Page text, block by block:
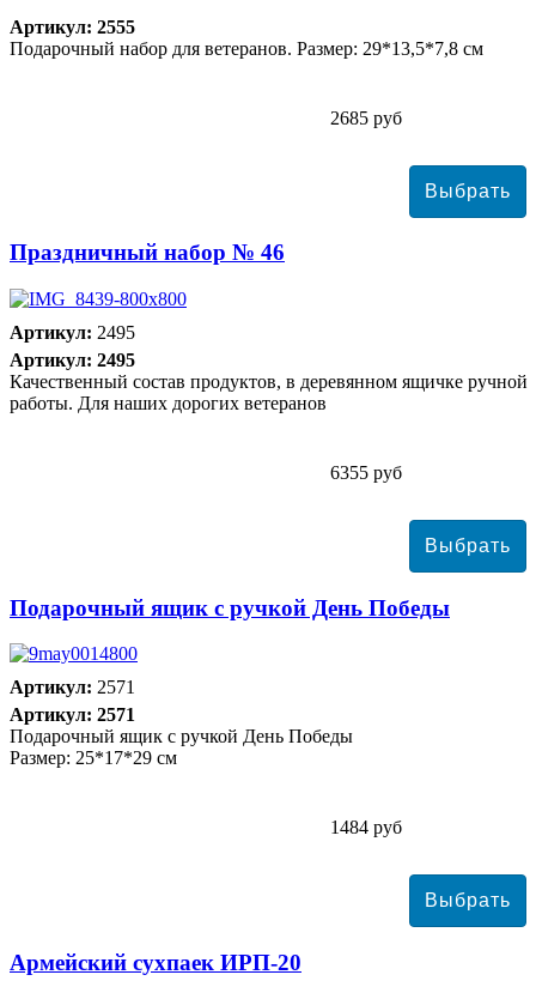
Артикул: 2555
Подарочный набор для ветеранов. Размер: 29*13,5*7,8 см
2685 руб
Праздничный набор № 46
Артикул: 2495
Артикул: 2495
Качественный состав продуктов, в деревянном ящичке ручной
работы. Для наших дорогих ветеранов
6355 руб
Подарочный ящик с ручкой День Победы
Артикул: 2571
Артикул: 2571
Подарочный ящик с ручкой День Победы
Размер: 25*17*29 см
1484 руб
Армейский сухпаек ИРП-20